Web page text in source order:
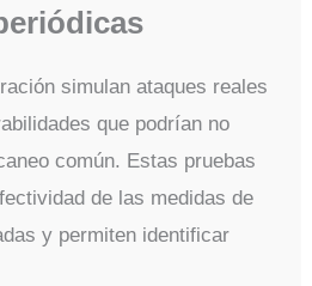
simulan ataques reales
que podrían no
común. Estas pruebas
de las medidas de
y permiten identificar